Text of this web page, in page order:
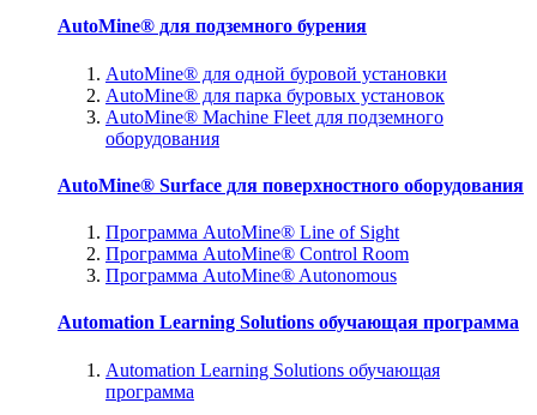
AutoMine® для подземного бурения
AutoMine® для одной буровой установки
AutoMine® для парка буровых установок
AutoMine® Machine Fleet для подземного
оборудования
AutoMine® Surface для поверхностного оборудования
Программа AutoMine® Line of Sight
Программа AutoMine® Control Room
Программа AutoMine® Autonomous
Automation Learning Solutions обучающая программа
Automation Learning Solutions обучающая
программа